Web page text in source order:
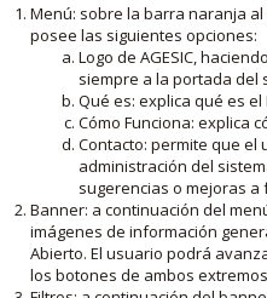
Menú: sobre la barra naranja
posee las siguientes opciones:
Logo de AGESIC,
siempre a la portada del
Qué es: explica qué es
Cómo Funciona: explica
Contacto: permite que el
administración del
sugerencias o mejoras a
Banner: a continuación del
imágenes de información
Abierto. El usuario podrá
los botones de ambos